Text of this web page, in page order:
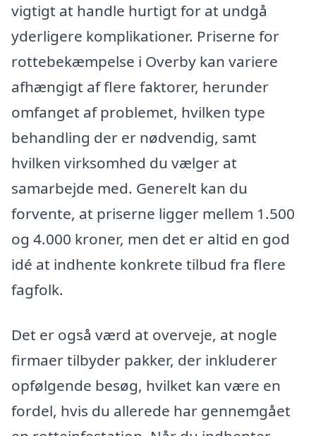
vigtigt at handle hurtigt for at undgå
yderligere komplikationer. Priserne for
rottebekæmpelse i Overby kan variere
afhængigt af flere faktorer, herunder
omfanget af problemet, hvilken type
behandling der er nødvendig, samt
hvilken virksomhed du vælger at
samarbejde med. Generelt kan du
forvente, at priserne ligger mellem 1.500
og 4.000 kroner, men det er altid en god
idé at indhente konkrete tilbud fra flere
fagfolk.
Det er også værd at overveje, at nogle
firmaer tilbyder pakker, der inkluderer
opfølgende besøg, hvilket kan være en
fordel, hvis du allerede har gennemgået